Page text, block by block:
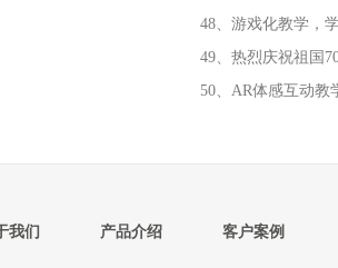
48、游戏化教学，
49、热烈庆祝祖国
50、AR体感互动教
我们 产品介绍 客户案例